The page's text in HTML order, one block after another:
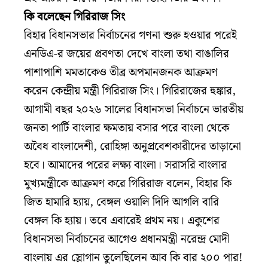
কি বলেছেন গিরিরাজ সিং
বিহার বিধানসভার নির্বাচনের গণনা শুরু হওয়ার পরেই
এনডিএ-র জয়ের প্রবণতা দেখে বাংলা তথা বাঙালির
পাশাপাশি মমতাকেও তীব্র অপমানজনক আক্রমণ
করেন কেন্দ্রীয় মন্ত্রী গিরিরাজ সিং। গিরিরাজের হুঙ্কার,
আগামী বছর ২০২৬ সালের বিধানসভা নির্বাচনে ভারতীয়
জনতা পার্টি বাংলার ক্ষমতায় বসার পরে বাংলা থেকে
অবৈধ বাংলাদেশী, রোহিঙ্গা অনুপ্রবেশকারীদের তাড়ানো
হবে। আমাদের পরের লক্ষ্য বাংলা। সরাসরি বাংলার
মুখ্যমন্ত্রীকে আক্রমণ করে গিরিরাজ বলেন, বিহার কি
জিত হামারি হ্যায়, বেঙ্গল ওয়ালি দিদি আগলি বারি
বেঙ্গল কি হ্যায়। তবে এবারেই প্রথম নয়। একুশের
বিধানসভা নির্বাচনের আগেও প্রধানমন্ত্রী নরেন্দ্র মোদী
বাংলায় এর স্লোগান তুলেছিলেন আব কি বার ২০০ পার!